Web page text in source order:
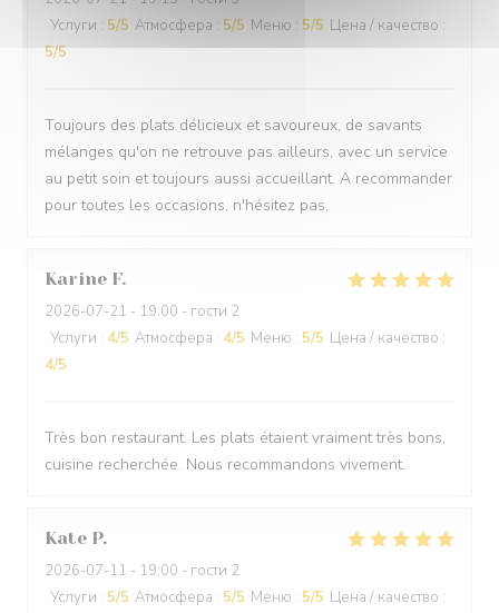
Услуги : 5/5 Атмосфера : 5/5 Меню : 5/5 Цена / качество :
5/5
Toujours des plats délicieux et savoureux, de savants
mélanges qu'on ne retrouve pas ailleurs, avec un service
au petit soin et toujours aussi accueillant. A recommander
pour toutes les occasions, n'hésitez pas,
Karine F
2026-07-21 - 19:00 - гости 2
Услуги : 4/5 Атмосфера : 4/5 Меню : 5/5 Цена / качество :
4/5
Très bon restaurant. Les plats étaient vraiment très bons,
cuisine recherchée. Nous recommandons vivement.
Kate P
2026-07-11 - 19:00 - гости 2
Услуги : 5/5 Атмосфера : 5/5 Меню : 5/5 Цена / качество :